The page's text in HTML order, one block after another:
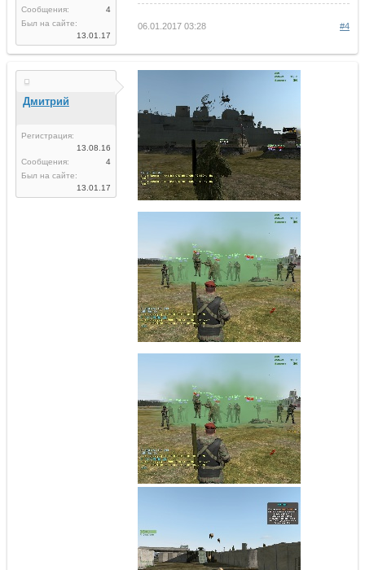
Сообщения:
4
Был на сайте:
13.01.17
06.01.2017 03:28 #4
Дмитрий
Регистрация:
13.08.16
Сообщения:
4
Был на сайте:
13.01.17